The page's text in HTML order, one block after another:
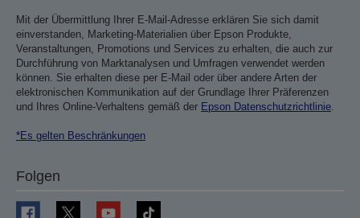
Mit der Übermittlung Ihrer E-Mail-Adresse erklären Sie sich damit
einverstanden, Marketing-Materialien über Epson Produkte,
Veranstaltungen, Promotions und Services zu erhalten, die auch zur
Durchführung von Marktanalysen und Umfragen verwendet werden
können. Sie erhalten diese per E-Mail oder über andere Arten der
elektronischen Kommunikation auf der Grundlage Ihrer Präferenzen
und Ihres Online-Verhaltens gemäß der Epson Datenschutzrichtlinie.
*Es gelten Beschränkungen
Folgen